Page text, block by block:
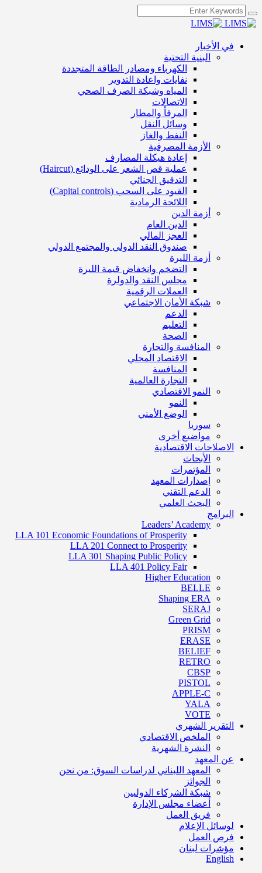
في الأخبار
البنية التحتية
الكهرباء ومصادر الطاقة المتجددة
نفايات واعادة التدوير
المياه وشبكة الصرف الصحي
الاتصالات
المرفأ والمطار
وسائل النقل
النفط والغاز
الأزمة المصرفية
إعادة هيكلة المصارف
عملية قص الشعر على الودائع (Haircut)
التدقيق الجنائي
القيود على السحب (Capital controls)
اللائحة الرمادية
أزمة الدين
الدين العام
العجز المالي
صندوق النقد الدولي والمجتمع الدولي
أزمة الليرة
التضخم وانخفاض قيمة الليرة
مجلس النقد والدولرة
العملات الرقمية
شبكة الأمان الاجتماعي
الدعم
التعليم
الصحة
المنافسة والتجارة
الاقتصاد المحلي
المنافسة
التجارة العالمية
النمو الاقتصادي
النمو
الوضع الأمني
سوريا
مواضيع أخرى
الاصلاحات الاقتصادية
الأبحاث
المؤتمرات
إصدارات المعهد
الدعم التقني
البحث العلمي
البرامج
Leaders’ Academy
LLA 101 Economic Foundations of Prosperity
LLA 201 Connect to Prosperity
LLA 301 Shaping Public Policy
LLA 401 Policy Fair
Higher Education
BELLE
Shaping ERA
SERAJ
Green Grid
PRISM
ERASE
BELIEF
RETRO
CBSP
PISTOL
APPLE-C
YALA
VOTE
التقرير الشهري
الملخص الاقتصادي
النشرة الشهرية
عن المعهد
المعهد اللبناني لدراسات السوق: من نحن
الجوائز
شبكة الشركاء الدوليين
أعضاء مجلس الإدارة
فريق العمل
لوسائل الإعلام
فرص العمل
مؤشرات لبنان
English